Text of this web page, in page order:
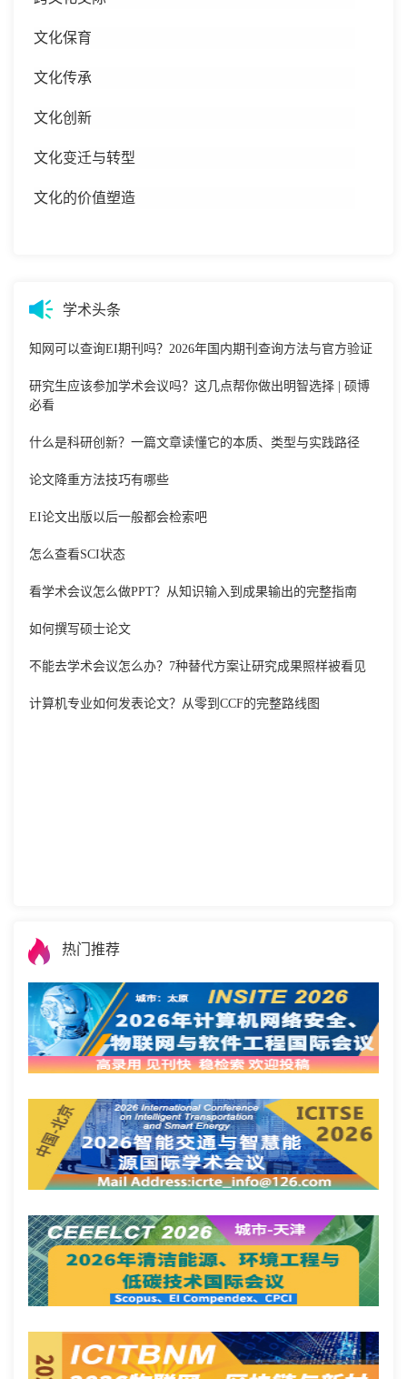
文化保育
文化传承
文化创新
文化变迁与转型
文化的价值塑造
学术头条
知网可以查询EI期刊吗？2026年国内期刊查询方法与官方验证
研究生应该参加学术会议吗？这几点帮你做出明智选择 | 硕博
必看
什么是科研创新？一篇文章读懂它的本质、类型与实践路径
论文降重方法技巧有哪些
EI论文出版以后一般都会检索吧
怎么查看SCI状态
看学术会议怎么做PPT？从知识输入到成果输出的完整指南
如何撰写硕士论文
不能去学术会议怎么办？7种替代方案让研究成果照样被看见
计算机专业如何发表论文？从零到CCF的完整路线图
热门推荐